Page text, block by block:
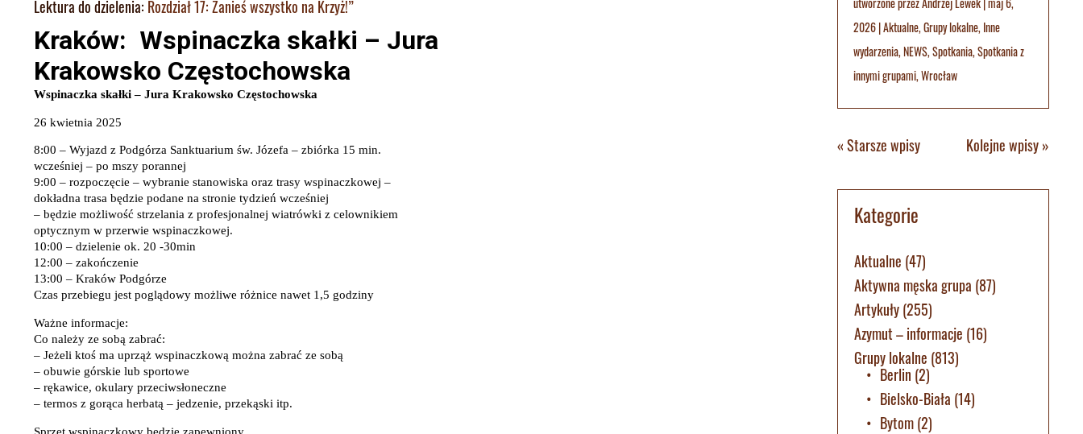
Lektura do dzielenia: Rozdział 17: Zanieś wszystko na Krzyż!”
2026|Aktualne,Grupy lokalne, Inne
wydarzenia,NEWS,Spotkania,Spotkania z
innymi grupami,Wrocław
« Starsze wpisy Kolejne wpisy »
Kategorie
Aktualne (47)
Aktywna męska grupa (87)
Artykuły(255)
Azymut – informacje (16)
Grupy lokalne (813)
Berlin (2)
Bielsko-Biała (14)
Bytom(2)